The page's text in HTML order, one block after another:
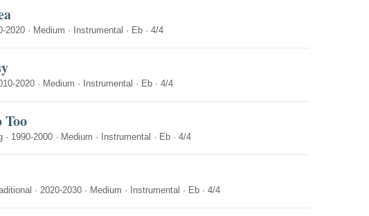
2020 · Medium · Instrumental · Eb · 4/4
2020 · Medium · Instrumental · Eb · 4/4
Too
· 1990-2000 · Medium · Instrumental · Eb · 4/4
· 2020-2030 · Medium · Instrumental · Eb · 4/4